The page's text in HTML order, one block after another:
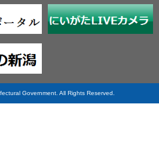
Government. All Rights Reserved.